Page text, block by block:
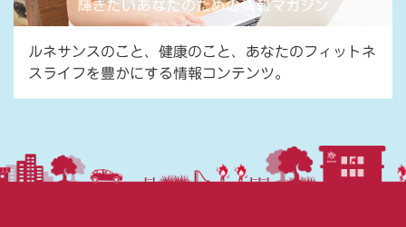
ルネサンスのこと、健康のこと、あなたのフィットネ
スライフを豊かにする情報コンテンツ。